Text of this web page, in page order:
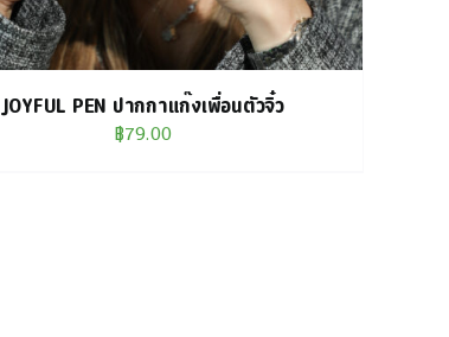
JOYFUL PEN ปากกาแก๊งเพื่อนตัวจิ๋ว
฿79.00